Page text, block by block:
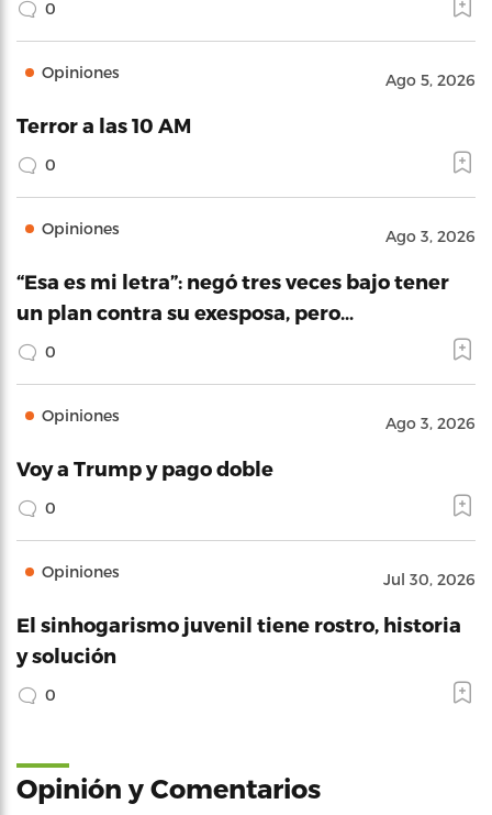
0
Opiniones Ago 5, 2026
Terror a las 10 AM
0
Opiniones Ago 3, 2026
“Esa es mi letra”: negó tres veces bajo tener
un plan contra su exesposa, pero…
0
Opiniones Ago 3, 2026
Voy a Trump y pago doble
0
Opiniones Jul 30, 2026
El sinhogarismo juvenil tiene rostro, historia
y solución
0
Opinión y Comentarios